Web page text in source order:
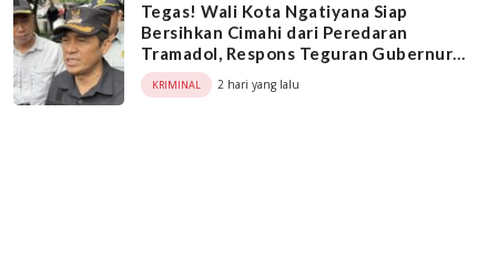
Tegas! Wali Kota Ngatiyana Siap
Bersihkan Cimahi dari Peredaran
Tramadol, Respons Teguran Gubernur
Dedi Mulyadi
KRIMINAL 2 hari yang lalu